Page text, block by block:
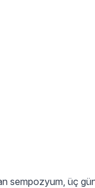
sempozyum, üç